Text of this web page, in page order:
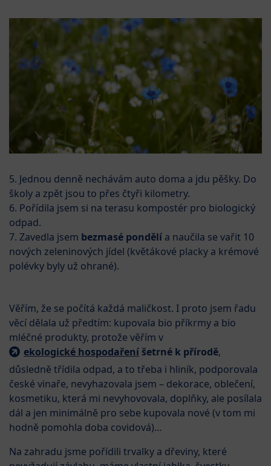
5. Jednou denně nechávám auto doma a jdu pěšky. Do
školy a zpět jsou to přes čtyři kilometry.
6. Pořídila jsem si na terasu kompostér pro biologický
odpad.
7. Zavedla jsem bezmasé pondělí a naučila se vařit 10
nových zeleninových jídel (květákové placky a krémové
polévky byly už ohrané).
Věřím, že se počítá každá maličkost. I proto jsem řadu
věcí dělala už předtím: kupovala bio příkrmy a bio
mléčné produkty, protože věřím v
ekologické hospodaření šetrné k přírodě,
důsledně třídila odpad, a to třeba i hliník, podporovala
české vinaře, nevyhazovala jsem – dekorace, oblečení,
kosmetiku, která mi nevyhovovala, doplňky, ale posílala
dál a jen minimálně pro sebe kupovala nové (v tom mi
hodně pomohla doba covidová)…
Na zahradu jsme pořídili trvalky a dřeviny, které